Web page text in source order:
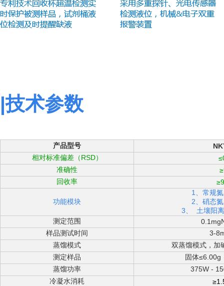
|技术参数
产品型号
相对标准偏差（RSD）
准确性
回收率
功能模块
1、常规
2、硝态
3、 土壤阳
测定范围
样品测试时间
3-
蒸馏模式
双蒸馏模式，加
测定样品
固体≤6.00g
蒸馏功率
375W -
冷凝水消耗